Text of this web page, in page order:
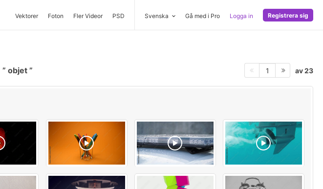
Vektorer Foton Fler Videor PSD Svenska Gå med i Pro Logga in Registrera sig
objet 1 av 23